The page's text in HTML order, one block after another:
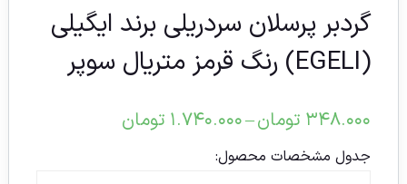
گردبر پرسلان سردریلی برند ایگیلی
(EGELI) رنگ قرمز متریال سوپر
۳۴۸.۰۰۰ تومان–۱.۷۴۰.۰۰۰ تومان
جدول مشخصات محصول: